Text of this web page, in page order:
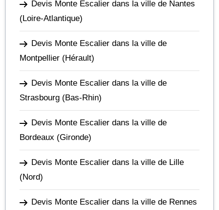
Devis Monte Escalier dans la ville de Nantes
(Loire-Atlantique)
Devis Monte Escalier dans la ville de
Montpellier (Hérault)
Devis Monte Escalier dans la ville de
Strasbourg (Bas-Rhin)
Devis Monte Escalier dans la ville de
Bordeaux (Gironde)
Devis Monte Escalier dans la ville de Lille
(Nord)
Devis Monte Escalier dans la ville de Rennes